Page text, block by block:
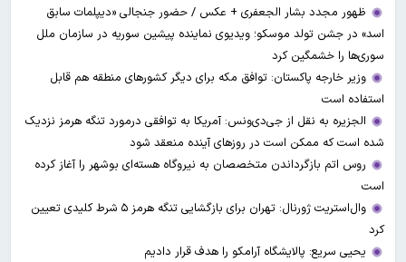
ظهور مجدد بشار الجعفری + عکس / حضور جنجالی «دیپلمات سابق
اسد» در جشن تولد موسکو؛ ویدیوی نماینده پیشین سوریه در سازمان ملل
سوری‌ها را خشمگین کرد
وزیر خارجه پاکستان: توافق مکه برای دیگر کشورهای منطقه هم قابل
استفاده است
الجزیره به نقل از جی‌دی‌ونس: آمریکا به توافقی درمورد تنگه هرمز نزدیک
شده است که ممکن است در روزهای آینده منعقد شود
روس اتم بازگرداندن متخصصان به نیروگاه هسته‌ای بوشهر را آغاز کرده
است
وال‌استریت ژورنال: تهران برای بازگشایی تنگه هرمز ۵ شرط کلیدی تعیین
کرد
یحیی سریع: پالایشگاه آرامکو را هدف قرار دادیم